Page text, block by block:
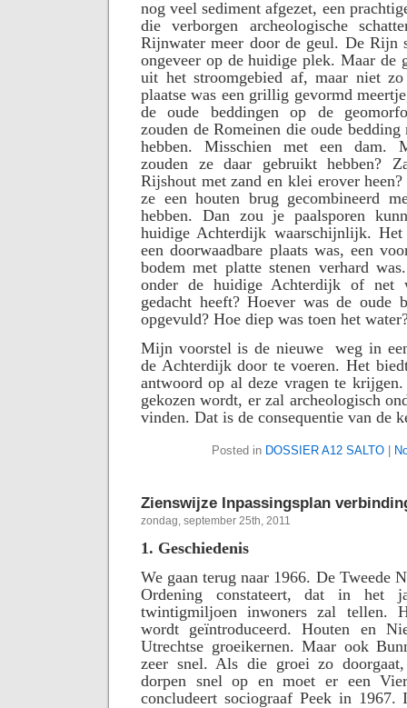
nog veel sediment afgezet, een
die verborgen archeologische
Rijnwater meer door de geul. De Rijn
ongeveer op de huidige plek. Maar de
uit het stroomgebied af, maar niet
plaatse was een grillig gevormd
de oude beddingen op de
zouden de Romeinen die oude
hebben. Misschien met een dam.
zouden ze daar gebruikt hebben?
Rijshout met zand en klei erover
ze een houten brug gecombineerd
hebben. Dan zou je paalsporen
huidige Achterdijk waarschijnlijk.
een doorwaadbare plaats was, een
bodem met platte stenen verhard
onder de huidige Achterdijk of net
gedacht heeft? Hoever was de
opgevuld? Hoe diep was toen het
Mijn voorstel is de nieuwe
weg in
de Achterdijk door te voeren. Het
antwoord op al deze vragen te
gekozen wordt, er zal archeologisch
vinden. Dat is de consequentie van de
Posted in DOSSIER A12 SALTO|
Zienswijze Inpassingsplan
zondag, september 25th, 2011
1. Geschiedenis
We gaan terug naar 1966. De Tweede
Ordening constateert, dat in het
twintigmiljoen inwoners zal tellen.
wordt geïntroduceerd. Houten en
Utrechtse groeikernen. Maar ook
zeer snel. Als die groei zo
dorpen snel op en moet er een
concludeert sociograaf Peek in